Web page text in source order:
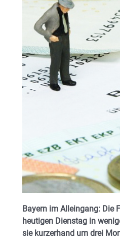
Bayern im Alleingang: Die
heutigen Dienstag in
sie kurzerhand um drei